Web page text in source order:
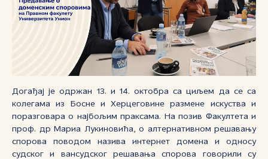
Догађај је одржан 13. и 14. октобра са циљем да се са
колегама из Босне и Херцеговине размене искуства и
поразговара о најбољим праксама. На позив Факултета и
проф. др Мариа Лукиновића, о алтернативном решавању
спорова поводом назива интернет домена и односу
судског и вансудског решавања спорова говорили су